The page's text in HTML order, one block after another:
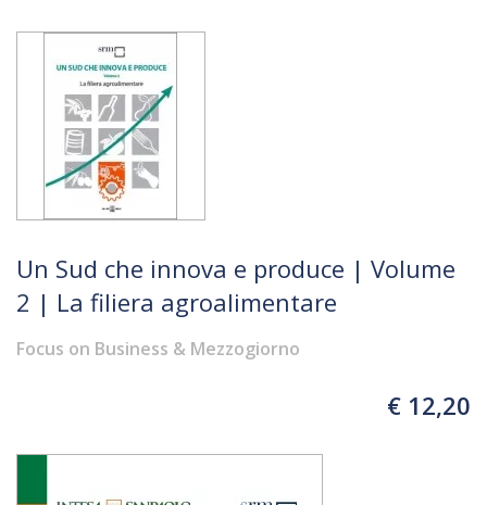
Un Sud che innova e produce | Volume
2 | La filiera agroalimentare
Focus on Business & Mezzogiorno
€ 12,20